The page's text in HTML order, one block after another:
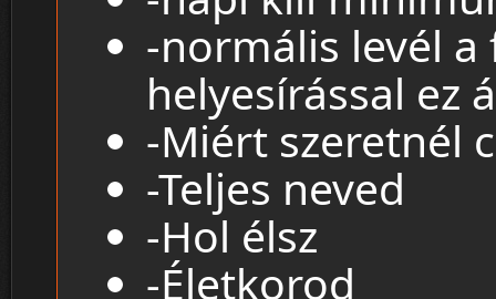
-normális levél
helyesírással ez
-Miért szeretnél
-Teljes neved
-Hol élsz
-Életkorod